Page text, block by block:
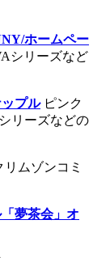
ホームペー
シリーズなど
プル ピンク
リーズなどの
リムゾンコミ
夢茶会」オ